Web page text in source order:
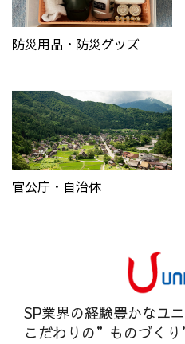
防災用品・防災グッズ
官公庁・自治体
SP業界の経験豊かなユ
こだわりの”ものづくり